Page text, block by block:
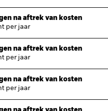
na aftrek van kosten
per jaar
na aftrek van kosten
per jaar
na aftrek van kosten
per jaar